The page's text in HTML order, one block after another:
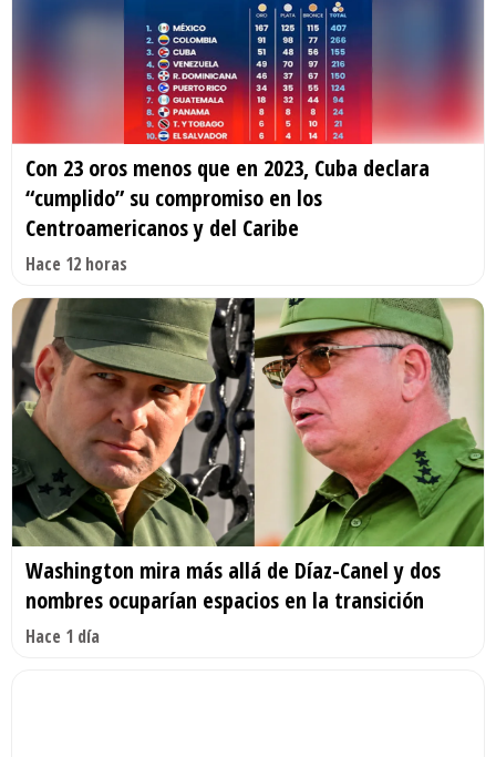
Con 23 oros menos que en 2023, Cuba declara
“cumplido” su compromiso en los
Centroamericanos y del Caribe
Hace 12 horas
Washington mira más allá de Díaz-Canel y dos
nombres ocuparían espacios en la transición
Hace 1 día